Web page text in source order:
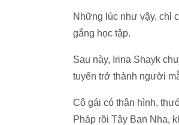
Những lúc như vậy, chỉ
gắng học tập.
Sau này, Irina Shayk
tuyển trở thành người
Cô gái có thân hình,
Pháp rồi Tây Ban Nha,